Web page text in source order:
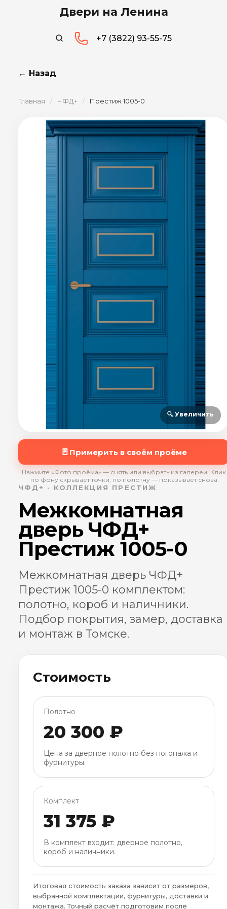
Двери на Ленина
+7 (3822) 93-55-75
← Назад
Главная / ЧФД+ / Престиж 1005-0
🔍 Увеличить
🚪 Примерить в своём проёме
Нажмите «Фото проёма» — снять или выбрать из галереи. Клик
по фону скрывает точки, по полотну — показывает снова
ЧФД+ · КОЛЛЕКЦИЯ ПРЕСТИЖ
Межкомнатная
дверь ЧФД+
Престиж 1005-0
Межкомнатная дверь ЧФД+
Престиж 1005-0 комплектом:
полотно, короб и наличники.
Подбор покрытия, замер, доставка
и монтаж в Томске.
Стоимость
Полотно
20 300 ₽
Цена за дверное полотно без погонажа и
фурнитуры.
Комплект
31 375 ₽
В комплект входит: дверное полотно,
короб и наличники.
Итоговая стоимость заказа зависит от размеров,
выбранной комплектации, фурнитуры, доставки и
монтажа. Точный расчёт подготовим после